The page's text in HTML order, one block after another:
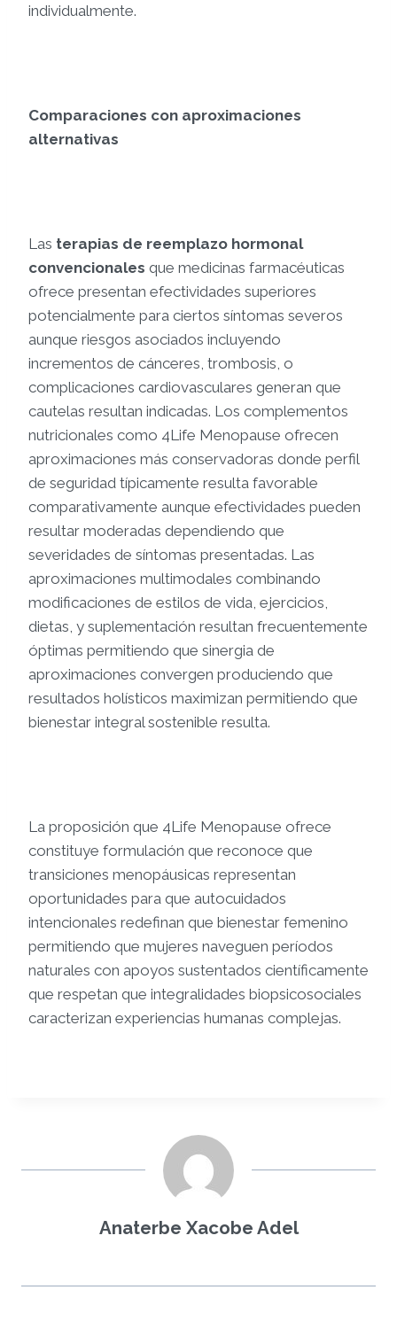
individualmente.
Comparaciones con aproximaciones
alternativas
Las terapias de reemplazo hormonal
convencionales que medicinas farmacéuticas
ofrece presentan efectividades superiores
potencialmente para ciertos síntomas severos
aunque riesgos asociados incluyendo
incrementos de cánceres, trombosis, o
complicaciones cardiovasculares generan que
cautelas resultan indicadas. Los complementos
nutricionales como 4Life Menopause ofrecen
aproximaciones más conservadoras donde perfil
de seguridad típicamente resulta favorable
comparativamente aunque efectividades pueden
resultar moderadas dependiendo que
severidades de síntomas presentadas. Las
aproximaciones multimodales combinando
modificaciones de estilos de vida, ejercicios,
dietas, y suplementación resultan frecuentemente
óptimas permitiendo que sinergia de
aproximaciones convergen produciendo que
resultados holísticos maximizan permitiendo que
bienestar integral sostenible resulta.
La proposición que 4Life Menopause ofrece
constituye formulación que reconoce que
transiciones menopáusicas representan
oportunidades para que autocuidados
intencionales redefinan que bienestar femenino
permitiendo que mujeres naveguen períodos
naturales con apoyos sustentados científicamente
que respetan que integralidades biopsicosociales
caracterizan experiencias humanas complejas.
Anaterbe Xacobe Adel